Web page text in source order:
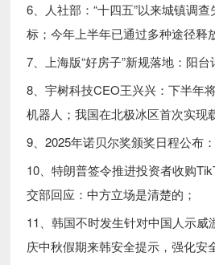
6、人社部：“十四五”以来城镇调
标；今年上半年已通过多种途径​​释
7、上海版“好房子”新规落地：阳台
8、宇树科技CEO王兴兴：下半年
机器人；我国在北极冰区首次实现
9、2025年诺贝尔奖颁奖日程公布
10、特朗普签令推进投资者收购
交部回应：中方立场是清楚的；
11、韩国不时发生针对中国人示威
庆中秋假期来韩安全提示，强化安